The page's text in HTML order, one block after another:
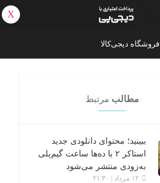
فروشگاه دیجی‌کالا
مطالب مرتبط
ببینید؛ محتوای دانلودی جدید
استاکر ۲ با ده‌ها ساعت گیم‌پلی
به‌زودی منتشر می‌شود
۱۲ مرداد | ۲۱:۳۰
X